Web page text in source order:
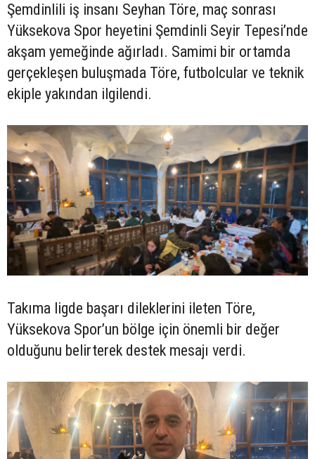
Şemdinlili iş insanı Seyhan Töre, maç sonrası
Yüksekova Spor heyetini Şemdinli Seyir Tepesi’nde
akşam yemeğinde ağırladı. Samimi bir ortamda
gerçekleşen buluşmada Töre, futbolcular ve teknik
ekiple yakından ilgilendi.
Takıma ligde başarı dileklerini ileten Töre,
Yüksekova Spor’un bölge için önemli bir değer
olduğunu belirterek destek mesajı verdi.